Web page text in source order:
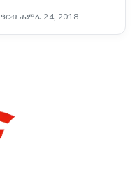
እየመራው ነው - ፕሮፌሰር
መስፍን አርዓያ
ዓርብ ሐምሌ 24, 2018